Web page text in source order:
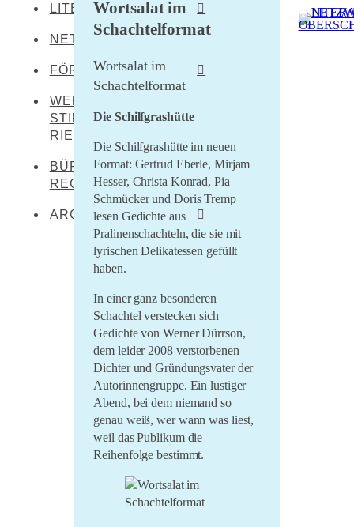
Leibertingen-
Kreenheinstetten
Oberstadion
Obermarchtal
Riedlingen
Rottenacker
Wilflingen
LITERATEN
Werner Dürrson
Martin Heidegger
Franz Carl Hiemer
Ernst Jünger
Christoph von Schmid
Sebastian Sailer
Abraham a Sancta
Clara
NETZWERKENDE
FÖRDERER
Literaturland Baden-
Württemberg
Förderverein
Schwäbischer Dialekt
LEADER Oberschwaben
LEADER Mittleres
Zentrum für kulturelle
Teilhabe
Lernende Kulturregion
WERNER DÜRRSON-
STIFTUNG
RIEDLINGEN
BÜRO FÜR
REGIONALKULTUR
ARCHIV
Literaturtage Schloss
Waldburg 2023
Literaturcampus U15
LiO bei Hofe 2021
Literatursommer 20/21
Im Marienland 2020
Umsonst und Draussen
Wortsalat im
Schachtelformat
Wortsalat im
Schachtelformat
Die Schilfgrashütte
Die Schilfgrashütte im neuen
Format: Gertrud Eberle, Mirjam
Hesser, Christa Konrad, Pia
Schmücker und Doris Tremp
lesen Gedichte aus
Pralinenschachteln, die sie mit
lyrischen Delikatessen gefüllt
haben.
In einer ganz besonderen
Schachtel verstecken sich
Gedichte von Werner Dürrson,
dem leider 2008 verstorbenen
Dichter und Gründungsvater der
Autorinnengruppe. Ein lustiger
Abend, bei dem niemand so
genau weiß, wer wann was liest,
weil das Publikum die
Reihenfolge bestimmt.